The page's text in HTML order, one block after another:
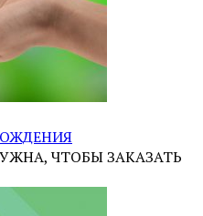
ЧТОБЫ ЗАКАЗАТЬ